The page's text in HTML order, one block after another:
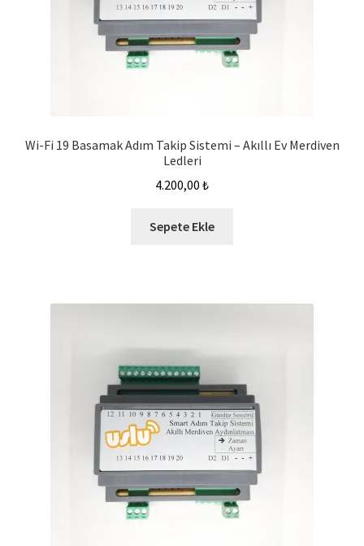
Wi-Fi 19 Basamak Adım Takip Sistemi – Akıllı Ev Merdiven
Ledleri
4.200,00 ₺
Sepete Ekle